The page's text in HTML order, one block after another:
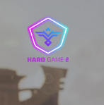
contenido